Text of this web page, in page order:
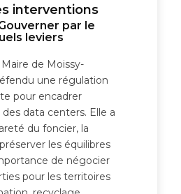
interventions
par le
leviers
Maire de Moissy-
une régulation
pour encadrer
des data centers. Elle a
du foncier, la
les équilibres
de négocier
pour les territoires